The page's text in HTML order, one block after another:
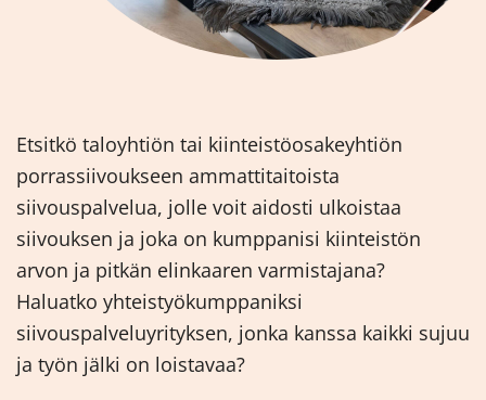
Etsitkö taloyhtiön tai kiinteistöosakeyhtiön
porrassiivoukseen ammattitaitoista
siivouspalvelua, jolle voit aidosti ulkoistaa
siivouksen ja joka on kumppanisi kiinteistön
arvon ja pitkän elinkaaren varmistajana?
Haluatko yhteistyökumppaniksi
siivouspalveluyrityksen, jonka kanssa kaikki sujuu
ja työn jälki on loistavaa?